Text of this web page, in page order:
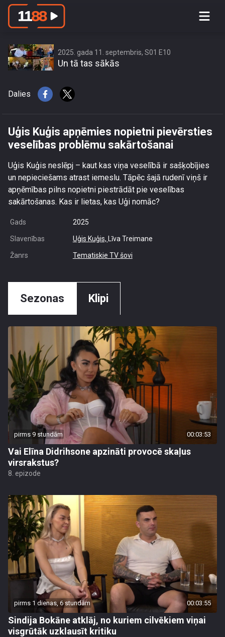
Uģis Kuģis apņēmies nopietni
2025. gada 11. septembris, S01 E10
Un tā tas sākās
Dalies
Uģis Kuģis apņēmies nopietni pievērsties
veselības problēmu sakārtošanai
Uģis Kuģis neslēpj – kaut kas viņa veselībā ir sašķobījies
un nepieciešams atrast iemeslu. Tāpēc šajā rudenī viņš ir
apņēmības pilns nopietni piestrādāt pie veselības
sakārtošanas. Kas ir lietas, kas Uģi nomāc?
Gads 2025
Slavenības Uģis Kuģis, Līva Treimane
Žanrs Tematiskie TV šovi
Sezonas Klipi
pirms 9 stundām 00:03:53
Vai Elīna Didrihsone apzināti provocē skaļus
virsrakstus?
8. epizode
pirms 1 dienas, 6 stundām 00:03:55
Sindija Bokāne atklāj, no kuriem cilvēkiem viņai
visgrūtāk uzklausīt kritiku